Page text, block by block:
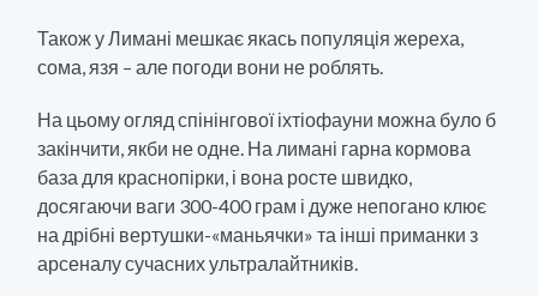
Також у Лимані мешкає якась популяція жереха,
сома, язя – але погоди вони не роблять.
На цьому огляд спінінгової іхтіофауни можна було б
закінчити, якби не одне. На лимані гарна кормова
база для краснопірки, і вона росте швидко,
досягаючи ваги 300-400 грам і дуже непогано клює
на дрібні вертушки-«маньячки» та інші приманки з
арсеналу сучасних ультралайтників.